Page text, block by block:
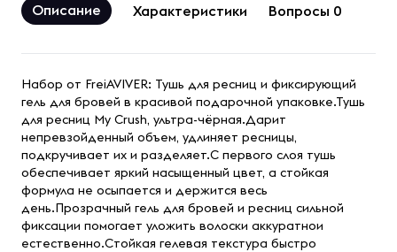
Описание Характеристики Вопросы 0
Набор от FreiAVIVER: Тушь для ресниц и фиксирующий
гель для бровей в красивой подарочной упаковке.Тушь
для ресниц My Crush, ультра-чёрная.Дарит
непревзойденный объем, удлиняет ресницы,
подкручивает их и разделяет.С первого слоя тушь
обеспечивает яркий насыщенный цвет, а стойкая
формула не осыпается и держится весь
день.Прозрачный гель для бровей и ресниц сильной
фиксации помогает уложить волоски аккуратнои
естественно.Стойкая гелевая текстура быстро